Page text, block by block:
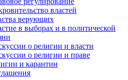
властей
верующих
в выборах и в политической
о религии и власти
о религии и праве
и карантин